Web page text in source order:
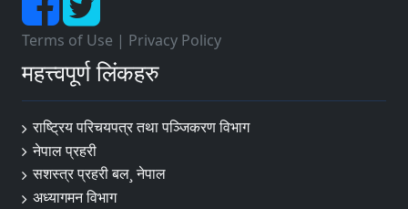
Terms of Use | Privacy Policy
महत्त्वपूर्ण लिंकहरु
राष्ट्रिय परिचयपत्र तथा पञ्‍जिकरण विभाग
नेपाल प्रहरी
सशस्त्र प्रहरी बल¸ नेपाल
अध्यागमन विभाग